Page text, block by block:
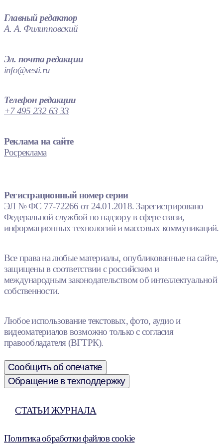
Главный редактор
А. А. Филипповский
Эл. почта редакции
info@vesti.ru
Телефон редакции
+7 495 232 63 33
Реклама на сайте
Росреклама
Регистрационный номер серии
ЭЛ № ФС 77-72266 от 24.01.2018. Зарегистрировано
Федеральной службой по надзору в сфере связи,
информационных технологий и массовых коммуникаций.
Все права на любые материалы, опубликованные на сайте,
защищены в соответствии с российским и
международным законодательством об интеллектуальной
собственности.
Любое использование текстовых, фото, аудио и
видеоматериалов возможно только с согласия
правообладателя (ВГТРК).
Сообщить об опечатке
Обращение в техподдержку
СТАТЬИ ЖУРНАЛА
Политика обработки файлов cookie